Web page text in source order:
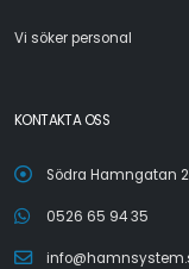
Vi söker personal
KONTAKTA OSS
Södra Hamngatan
0526 65 94 35